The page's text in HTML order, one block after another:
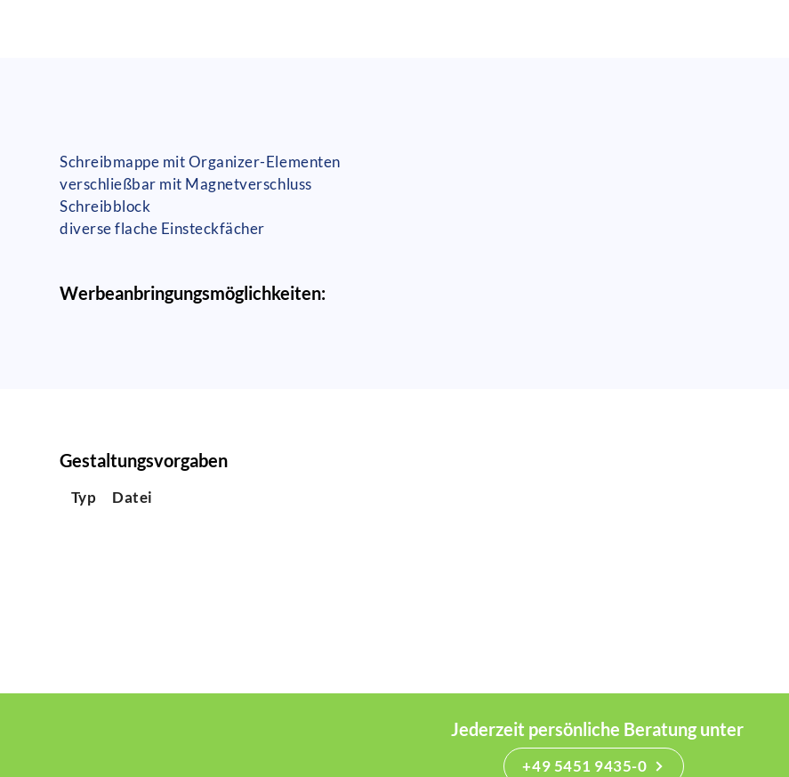
Schreibmappe mit Organizer-Elementen
verschließbar mit Magnetverschluss
Schreibblock
diverse flache Einsteckfächer
Werbeanbringungsmöglichkeiten:
Gestaltungsvorgaben
Typ Datei
Jederzeit persönliche Beratung unter
+49 5451 9435-0